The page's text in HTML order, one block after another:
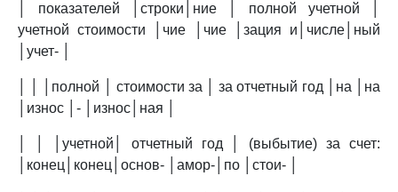
│ показателей │строки│ние │ полной учетной │
учетной стоимости │чие │чие │зация и│числе│ный
│учет- │
│ │ │полной │ стоимости за │ за отчетный год │на │на
│износ │- │износ│ная │
│ │ │учетной│ отчетный год │ (выбытие) за счет:
│конец│конец│основ- │амор-│по │стои- │